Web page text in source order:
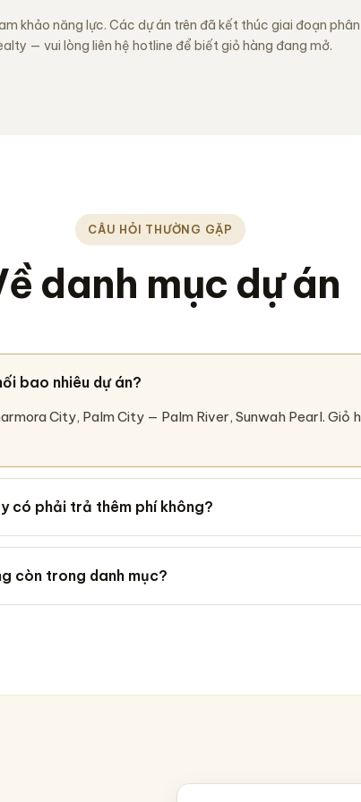
khảo năng lực. Các dự án trên đã kết thúc giai đoạn
— vui lòng liên hệ hotline để biết giỏ hàng đang mở.
CÂU HỎI THƯỜNG GẶP
danh mục dự án
bao nhiêu dự án?
City, Palm City — Palm River, Sunwah Pearl.
có phải trả thêm phí không?
còn trong danh mục?